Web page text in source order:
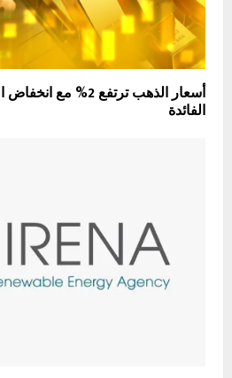
أسعار الذهب ترتفع
الفائدة